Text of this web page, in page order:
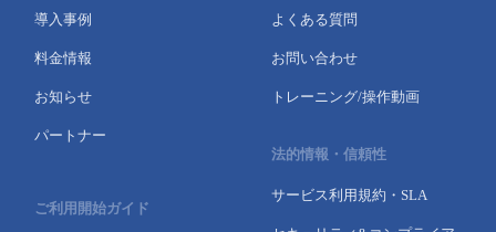
導入事例
料金情報
お知らせ
パートナー
ご利用開始ガイド
よくある質問
お問い合わせ
トレーニング/操作動画
法的情報・信頼性
サービス利用規約・SLA